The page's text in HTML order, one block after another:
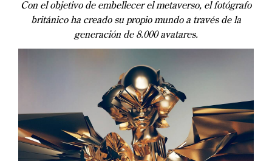
Con el objetivo de embellecer el metaverso, el fotógrafo
británico ha creado su propio mundo a través de la
generación de 8.000 avatares.